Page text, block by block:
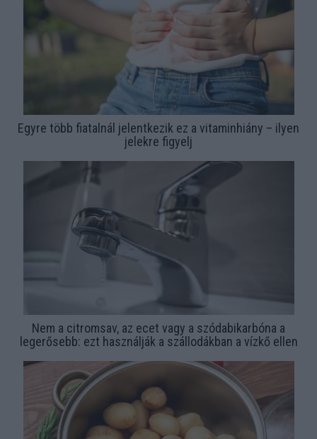
Egyre több fiatalnál jelentkezik ez a vitaminhiány – ilyen
jelekre figyelj
Nem a citromsav, az ecet vagy a szódabikarbóna a
legerősebb: ezt használják a szállodákban a vízkő ellen